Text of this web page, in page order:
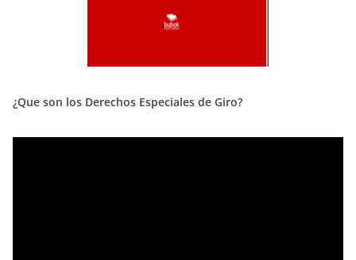
¿Que son los Derechos Especiales de Giro?